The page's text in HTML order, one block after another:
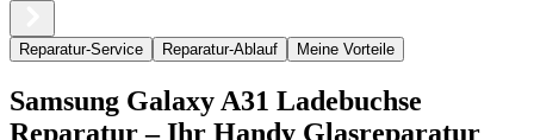
Reparatur-Service Reparatur-Ablauf Meine Vorteile
Samsung Galaxy A31 Ladebuchse
Reparatur – Ihr Handy Glasreparatur